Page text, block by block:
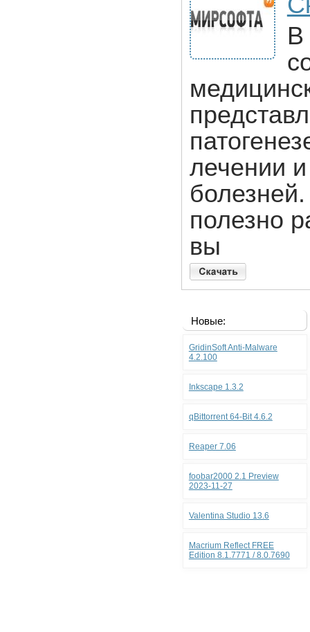
В
лечении
полезно
вы
Новые:
GridinSoft Anti-Malware
4.2.100
Inkscape 1.3.2
qBittorrent 64-Bit 4.6.2
Reaper 7.06
foobar2000 2.1 Preview
2023-11-27
Valentina Studio 13.6
Macrium Reflect FREE
Edition 8.1.7771 / 8.0.7690